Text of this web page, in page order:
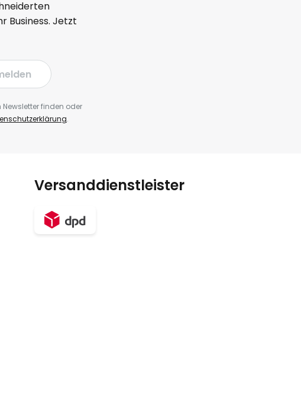
Business. Jetzt
finden oder
.
Versanddienstleister